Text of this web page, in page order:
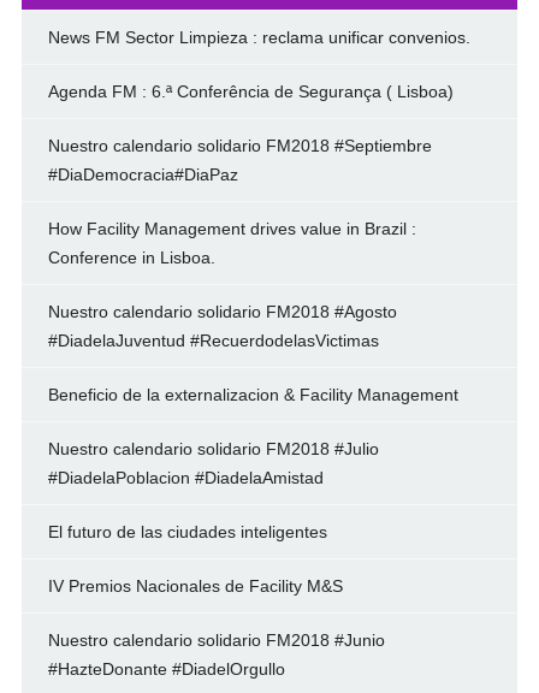
News FM Sector Limpieza : reclama unificar convenios.
Agenda FM : 6.ª Conferência de Segurança ( Lisboa)
Nuestro calendario solidario FM2018 #Septiembre
#DiaDemocracia#DiaPaz
How Facility Management drives value in Brazil :
Conference in Lisboa.
Nuestro calendario solidario FM2018 #Agosto
#DiadelaJuventud #RecuerdodelasVictimas
Beneficio de la externalizacion & Facility Management
Nuestro calendario solidario FM2018 #Julio
#DiadelaPoblacion #DiadelaAmistad
El futuro de las ciudades inteligentes
IV Premios Nacionales de Facility M&S
Nuestro calendario solidario FM2018 #Junio
#HazteDonante #DiadelOrgullo